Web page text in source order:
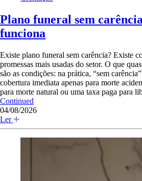
Plano funeral sem
funciona
Existe plano funeral sem carência? Existe
promessas mais usadas do setor. O que
são as condições: na prática, “sem
cobertura imediata apenas para morte
para morte natural ou uma taxa paga para
Continued
04/08/2026
Ler